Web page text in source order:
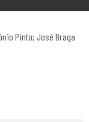
Pinto; José Braga